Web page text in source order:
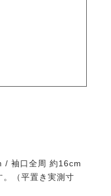
やかな着心地をキ
/ 袖口全周 約16cm
。（平置き実測寸